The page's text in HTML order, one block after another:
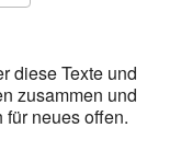
Mitarbeiterplan
diese Texte und
zusammen und
neues offen.